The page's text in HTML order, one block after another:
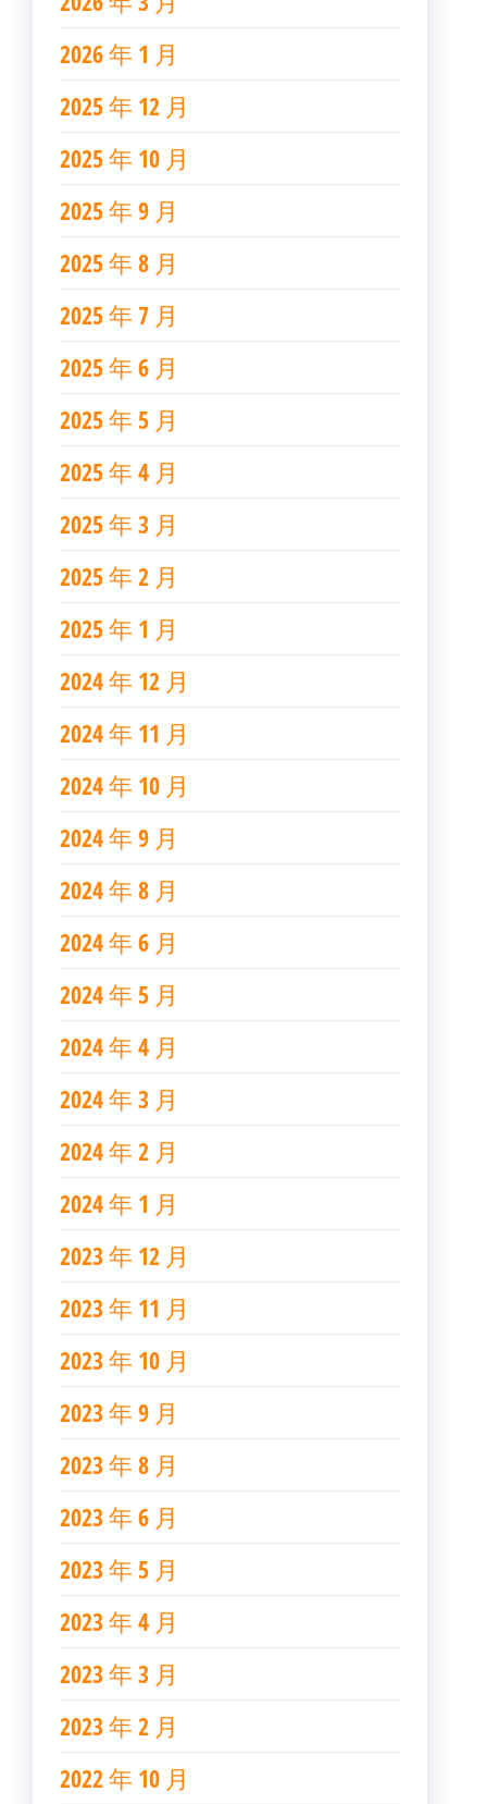
2026 年 1 月
2025 年 12 月
2025 年 10 月
2025 年 9 月
2025 年 8 月
2025 年 7 月
2025 年 6 月
2025 年 5 月
2025 年 4 月
2025 年 3 月
2025 年 2 月
2025 年 1 月
2024 年 12 月
2024 年 11 月
2024 年 10 月
2024 年 9 月
2024 年 8 月
2024 年 6 月
2024 年 5 月
2024 年 4 月
2024 年 3 月
2024 年 2 月
2024 年 1 月
2023 年 12 月
2023 年 11 月
2023 年 10 月
2023 年 9 月
2023 年 8 月
2023 年 6 月
2023 年 5 月
2023 年 4 月
2023 年 3 月
2023 年 2 月
2022 年 10 月